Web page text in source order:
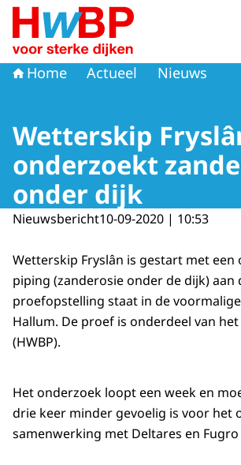
Naar de homepage van
Home Actueel Nieuws
Wetterskip
onderzoekt
onder dijk
Nieuwsbericht10-09-2020 | 10:53
Wetterskip Fryslân is gestart met
piping (zanderosie onder de dijk) aan
proefopstelling staat in de
Hallum. De proef is onderdeel van
(HWBP).
Het onderzoek loopt een week en
drie keer minder gevoelig is voor
samenwerking met Deltares en